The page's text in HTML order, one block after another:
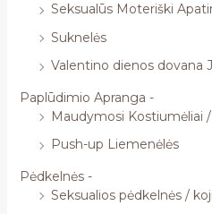
Seksualūs Moteriški
Suknelės
Valentino dienos dovana
Paplūdimio Apranga -
Maudymosi Kostiumėliai
Push-up Liemenėlės
Pėdkelnės -
Seksualios pėdkelnės /